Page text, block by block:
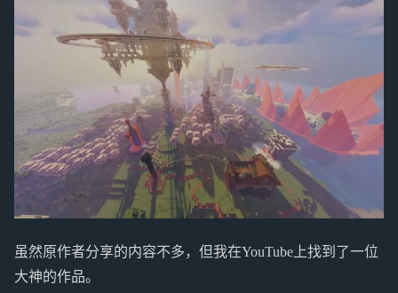
虽然原作者分享的内容不多，但我在YouTube上找到了一位
大神的作品。